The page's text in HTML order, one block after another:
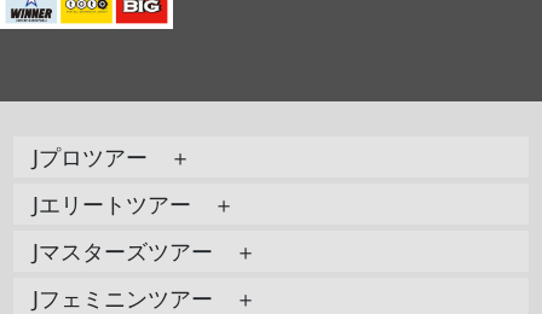
Jプロツアー ＋
Jエリートツアー ＋
Jマスターズツアー ＋
Jフェミニンツアー ＋